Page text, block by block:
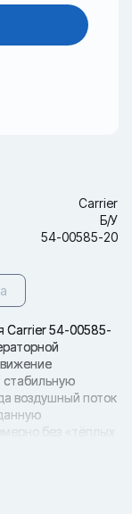
Carrier
Б/У
54-00585-20
Carrier 54-00585-
стабильную
воздушный поток
без «тёплых
время выхода на